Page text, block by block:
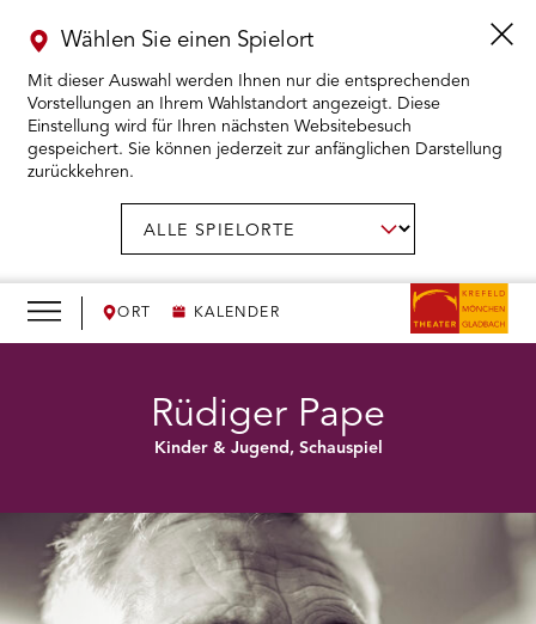
ORT KALENDER
Wählen Sie einen Spielort
Mit dieser Auswahl werden Ihnen nur die entsprechenden
Vorstellungen an Ihrem Wahlstandort angezeigt. Diese
Einstellung wird für Ihren nächsten Websitebesuch
gespeichert. Sie können jederzeit zur anfänglichen Darstellung
zurückkehren.
KARTENKAUF ÖFFNEN
WIR ÖFFNEN
DAS THEATER ÖFFNEN
BESUCH ÖFFNEN
Rüdiger Pape
Kinder & Jugend, Schauspiel